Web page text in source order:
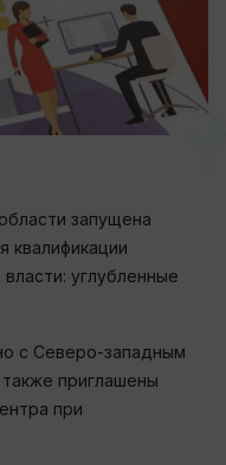
запущена
квалификации
углубленные
с Северо-западным
приглашены
при